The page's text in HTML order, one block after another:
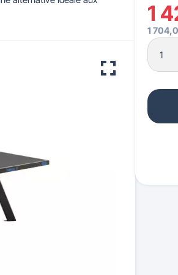
Accessibilité PMR
1
1